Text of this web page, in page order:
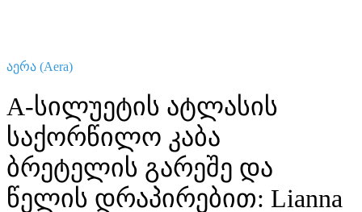
აერა (Aera)
A-სილუეტის ატლასის
საქორწილო კაბა
ბრეტელის გარეშე და
წელის დრაპირებით: Lianna